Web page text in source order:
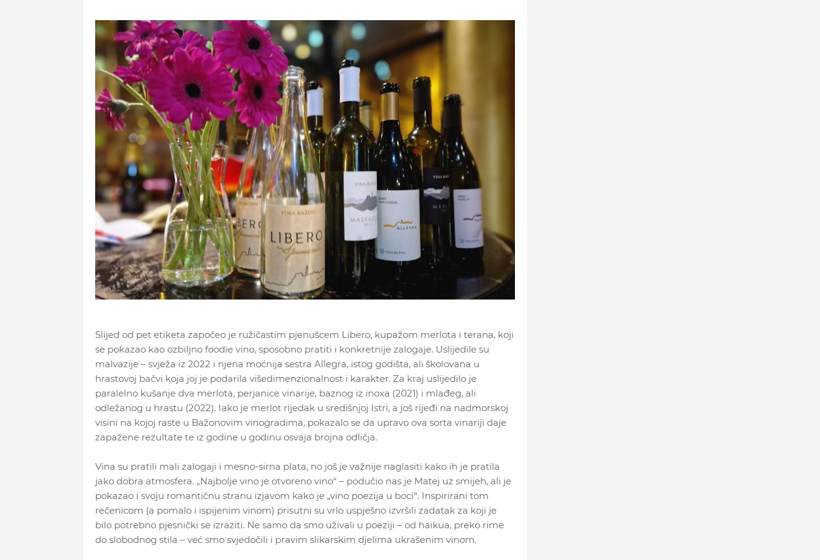
Slijed od pet etiketa započeo je ružičastim pjenušcem Libero, kupažom merlota i terana, koji
se pokazao kao ozbiljno foodie vino, sposobno pratiti i konkretnije zalogaje. Uslijedile su
malvazije – svježa iz 2022 i njena moćnija sestra Allegra, istog godišta, ali školovana u
hrastovoj bačvi koja joj je podarila višedimenzionalnost i karakter. Za kraj uslijedilo je
paralelno kušanje dva merlota, perjanice vinarije, baznog iz inoxa (2021) i mlađeg, ali
odležanog u hrastu (2022). Iako je merlot rijedak u središnjoj Istri, a još rijeđi na nadmorskoj
visini na kojoj raste u Bažonovim vinogradima, pokazalo se da upravo ova sorta vinariji daje
zapažene rezultate te iz godine u godinu osvaja brojna odličja.
Vina su pratili mali zalogaji i mesno-sirna plata, no još je važnije naglasiti kako ih je pratila
jako dobra atmosfera. „Najbolje vino je otvoreno vino“ – podučio nas je Matej uz smijeh, ali je
pokazao i svoju romantičnu stranu izjavom kako je „vino poezija u boci“. Inspirirani tom
rečenicom (a pomalo i ispijenim vinom) prisutni su vrlo uspješno izvršili zadatak za koji je
bilo potrebno pjesnički se izraziti. Ne samo da smo uživali u poeziji – od haikua, preko rime
do slobodnog stila – već smo svjedočili i pravim slikarskim djelima ukrašenim vinom.